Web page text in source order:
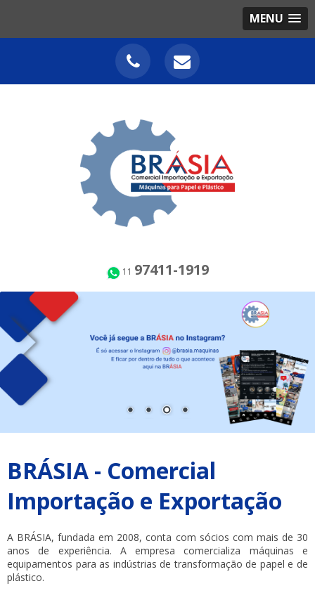
MENU
11 97411-1919
Agosto Laranja & Lilás - A BRÁSIA, fundada em 2008, conta
com sócios com mais de 30 anos de experiência. A empresa
BRÁSIA - Comercial
Importação e Exportação
A BRÁSIA, fundada em 2008, conta com sócios com mais de 30
anos de experiência. A empresa comercializa máquinas e
equipamentos para as indústrias de transformação de papel e de
plástico.